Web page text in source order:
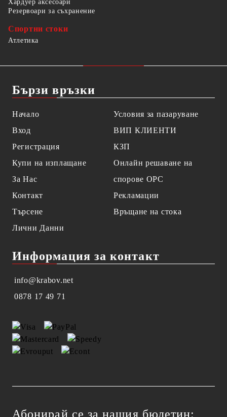
Хардуер аксесоари
Резервоари за съхранение
Спортни стоки
Атлетика
Бързи връзки
Начало
Вход
Регистрация
Купи на изплащане
За Нас
Контакт
Търсене
Лични Данни
Условия за пазаруване
ВИП КЛИЕНТИ
КЗП
Онлайн решаване на
спорове OPC
Рекламации
Връщане на стока
Информация за контакт
info@krabov.net
0878 17 49 71
Абонирай се за нашия бюлетин: